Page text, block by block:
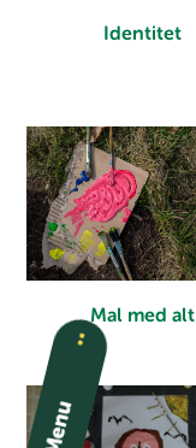
Identitet
Mal med alt